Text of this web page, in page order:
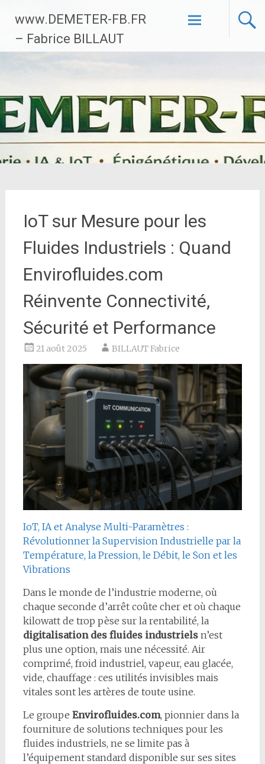
contenu
principal
www.DEMETER-FB.FR
– Fabrice BILLAUT
IoT sur Mesure pour les
Fluides Industriels : Quand
Envirofluides.com
Réinvente Connectivité,
Sécurité et Performance
21 août 2025 BILLAUT Fabrice
IoT, IA et Analyse Multi-Paramètres :
Révolutionner la Supervision Industrielle par la
Température, la Pression, le Débit, le Son et les
Vibrations
Dans le monde de l’industrie moderne, où
chaque seconde d’arrêt coûte cher et où chaque
kilowatt de trop pèse sur la rentabilité, la
digitalisation des fluides industrielsn’est
plus une option, mais une nécessité. Air
comprimé, froid industriel, vapeur, eau glacée,
vide, chauffage : ces utilités invisibles mais
vitales sont les artères de toute usine.
Le groupe Envirofluides.com, pionnier dans la
fourniture de solutions techniques pour les
fluides industriels, ne se limite pas à
l’équipement standard disponible sur ses sites